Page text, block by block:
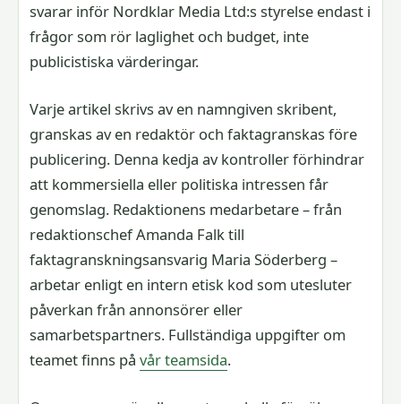
svarar inför Nordklar Media Ltd:s styrelse endast i
frågor som rör laglighet och budget, inte
publicistiska värderingar.
Varje artikel skrivs av en namngiven skribent,
granskas av en redaktör och faktagranskas före
publicering. Denna kedja av kontroller förhindrar
att kommersiella eller politiska intressen får
genomslag. Redaktionens medarbetare – från
redaktionschef Amanda Falk till
faktagranskningsansvarig Maria Söderberg –
arbetar enligt en intern etisk kod som utesluter
påverkan från annonsörer eller
samarbetspartners. Fullständiga uppgifter om
teamet finns på vår teamsida.